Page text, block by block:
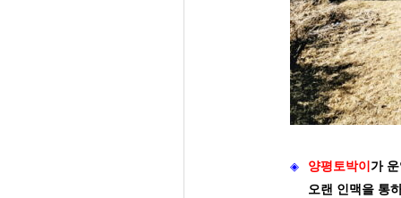
◈ 양평토박이 가
오랜 인맥을 통